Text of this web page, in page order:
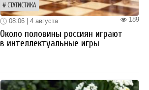
СТАТИСТИКА
189
08:06 | 4 августа
Около половины россиян играют
в интеллектуальные игры